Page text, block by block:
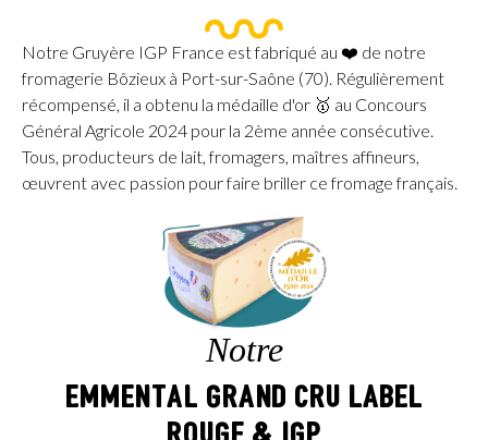
Notre Gruyère IGP France est fabriqué au ❤️ de notre
fromagerie Bôzieux à Port-sur-Saône (70). Régulièrement
récompensé, il a obtenu la médaille d'or 🥇 au Concours
Général Agricole 2024 pour la 2ème année consécutive.
Tous, producteurs de lait, fromagers, maîtres affineurs,
œuvrent avec passion pour faire briller ce fromage français.
Notre
EMMENTAL GRAND CRU LABEL